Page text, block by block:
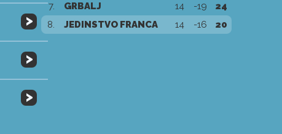
>
>
>
7.
GRBALJ 14 -19
24
8.
JEDINSTVO FRANCA 14 -16 20